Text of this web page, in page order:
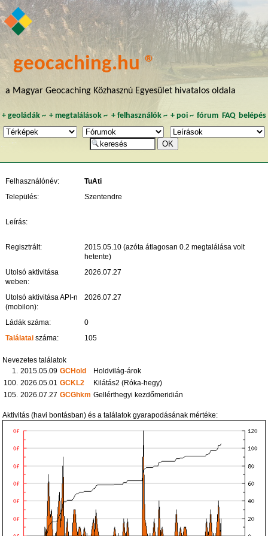
geocaching.hu ®
a Magyar Geocaching Közhasznú Egyesület hivatalos oldala
+ geoládák~ +megtalálások ~ + felhasználók~ + poi~ fórum FAQ belépés
Felhasználónév:
TuAti
Település:
Szentendre
Leírás:
Regisztrált:
2015.05.10 (azóta átlagosan 0.2 megtalálása volt
hetente)
Utolsó aktivitása
weben:
2026.07.27
Utolsó aktivitása API-n
(mobilon):
2026.07.27
Ládák száma:
0
Találatai száma: 105
Nevezetes találatok
1. 2015.05.09 GCHold
Holdvilág-árok
100. 2026.05.01 GCKL2
Kilátás2 (Róka-hegy)
105. 2026.07.27 GCGhkm Gellérthegyi kezdőmeridián
Aktivitás (havi bontásban) és a találatok gyarapodásának mértéke: